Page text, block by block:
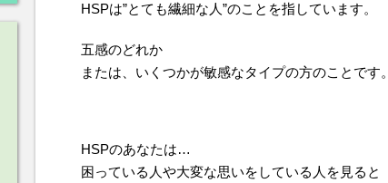
HSPは”とても繊細な人”のことを指しています。
五感のどれか
または、いくつかが敏感なタイプの方のことです。
HSPのあなたは…
困っている人や大変な思いをしている人を見ると